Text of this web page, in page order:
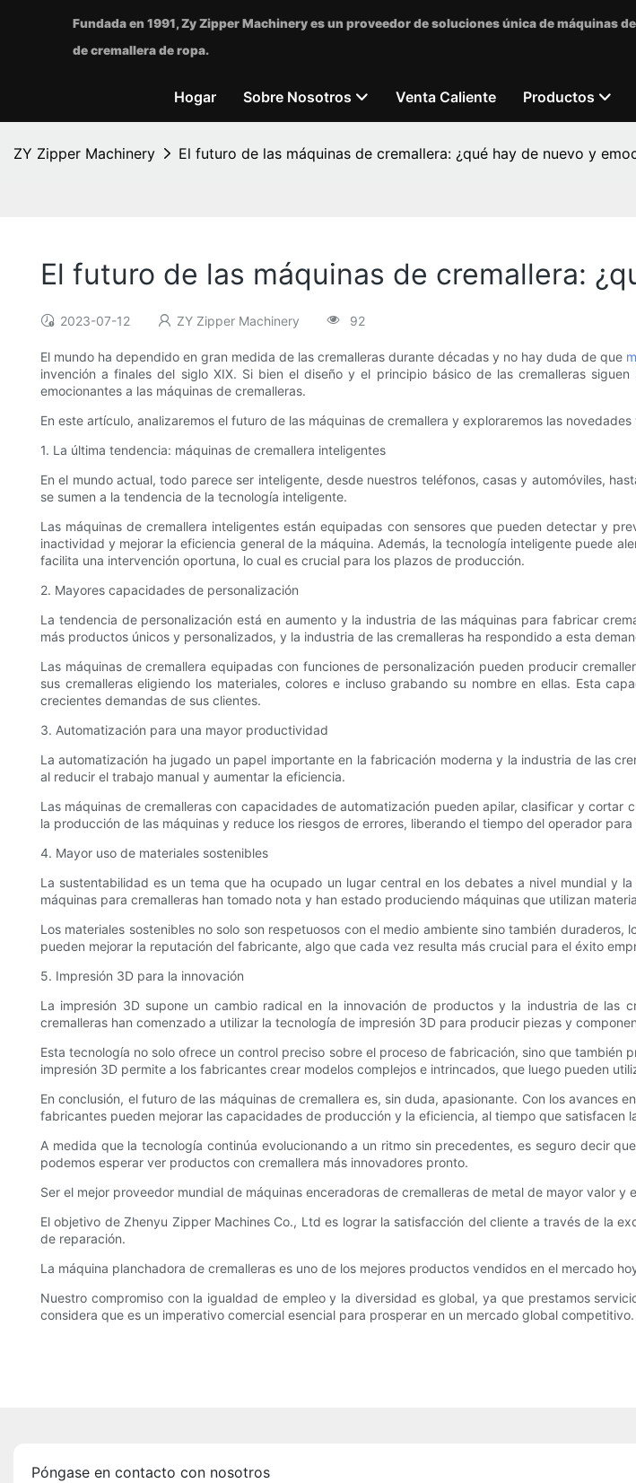
Fundada en 1991, Zy Zipper Machinery es un proveedor de soluciones única de máquinas
de cremallera de ropa.
Hogar Sobre Nosotros Venta Caliente Productos
ZY Zipper Machinery El futuro de las máquinas de cremallera: ¿qué hay de nuevo y
El futuro de las máquinas de cremallera:
2023-07-12 ZY Zipper Machinery 92
El mundo ha dependido en gran medida de las cremalleras durante décadas y no hay duda de que
invención a finales del siglo XIX. Si bien el diseño y el principio básico de las cremalleras
emocionantes a las máquinas de cremalleras.
En este artículo, analizaremos el futuro de las máquinas de cremallera y exploraremos las
1. La última tendencia: máquinas de cremallera inteligentes
En el mundo actual, todo parece ser inteligente, desde nuestros teléfonos, casas y automóviles,
se sumen a la tendencia de la tecnología inteligente.
Las máquinas de cremallera inteligentes están equipadas con sensores que pueden detectar y
inactividad y mejorar la eficiencia general de la máquina. Además, la tecnología inteligente puede
facilita una intervención oportuna, lo cual es crucial para los plazos de producción.
2. Mayores capacidades de personalización
La tendencia de personalización está en aumento y la industria de las máquinas para fabricar
más productos únicos y personalizados, y la industria de las cremalleras ha respondido a esta
Las máquinas de cremallera equipadas con funciones de personalización pueden producir
sus cremalleras eligiendo los materiales, colores e incluso grabando su nombre en ellas. Esta
crecientes demandas de sus clientes.
3. Automatización para una mayor productividad
La automatización ha jugado un papel importante en la fabricación moderna y la industria de las
al reducir el trabajo manual y aumentar la eficiencia.
Las máquinas de cremalleras con capacidades de automatización pueden apilar, clasificar y
la producción de las máquinas y reduce los riesgos de errores, liberando el tiempo del operador
4. Mayor uso de materiales sostenibles
La sustentabilidad es un tema que ha ocupado un lugar central en los debates a nivel mundial y
máquinas para cremalleras han tomado nota y han estado produciendo máquinas que utilizan
Los materiales sostenibles no solo son respetuosos con el medio ambiente sino también
pueden mejorar la reputación del fabricante, algo que cada vez resulta más crucial para el éxito
5. Impresión 3D para la innovación
La impresión 3D supone un cambio radical en la innovación de productos y la industria de las
cremalleras han comenzado a utilizar la tecnología de impresión 3D para producir piezas y
Esta tecnología no solo ofrece un control preciso sobre el proceso de fabricación, sino que
impresión 3D permite a los fabricantes crear modelos complejos e intrincados, que luego pueden
En conclusión, el futuro de las máquinas de cremallera es, sin duda, apasionante. Con los
fabricantes pueden mejorar las capacidades de producción y la eficiencia, al tiempo que satisfacen
A medida que la tecnología continúa evolucionando a un ritmo sin precedentes, es seguro decir
podemos esperar ver productos con cremallera más innovadores pronto.
Ser el mejor proveedor mundial de máquinas enceradoras de cremalleras de metal de mayor valor
El objetivo de Zhenyu Zipper Machines Co., Ltd es lograr la satisfacción del cliente a través de la
de reparación.
La máquina planchadora de cremalleras es uno de los mejores productos vendidos en el mercado
Nuestro compromiso con la igualdad de empleo y la diversidad es global, ya que prestamos
considera que es un imperativo comercial esencial para prosperar en un mercado global competitivo.
Póngase en contacto con nosotros